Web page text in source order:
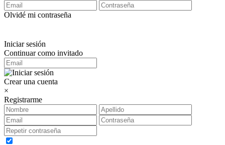
Olvidé mi contraseña
Iniciar sesión
Continuar como invitado
Crear una cuenta
×
Registrarme